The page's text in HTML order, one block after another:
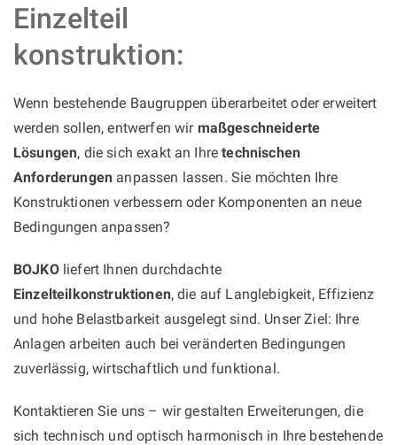
Einzelteil
konstruktion:
Wenn bestehende Baugruppen überarbeitet oder erweitert
werden sollen, entwerfen wir maßgeschneiderte
Lösungen, die sich exakt an Ihretechnischen
Anforderungen anpassen lassen. Sie möchten Ihre
Konstruktionen verbessern oder Komponenten an neue
Bedingungen anpassen?
BOJKOliefert Ihnen durchdachte
Einzelteilkonstruktionen, die auf Langlebigkeit, Effizienz
und hohe Belastbarkeit ausgelegt sind. Unser Ziel: Ihre
Anlagen arbeiten auch bei veränderten Bedingungen
zuverlässig, wirtschaftlich und funktional.
Kontaktieren Sie uns – wir gestalten Erweiterungen, die
sich technisch und optisch harmonisch in Ihre bestehende